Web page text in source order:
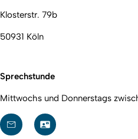
Klosterstr. 79b
50931 Köln
Sprechstunde
Mittwochs und Donnerstags